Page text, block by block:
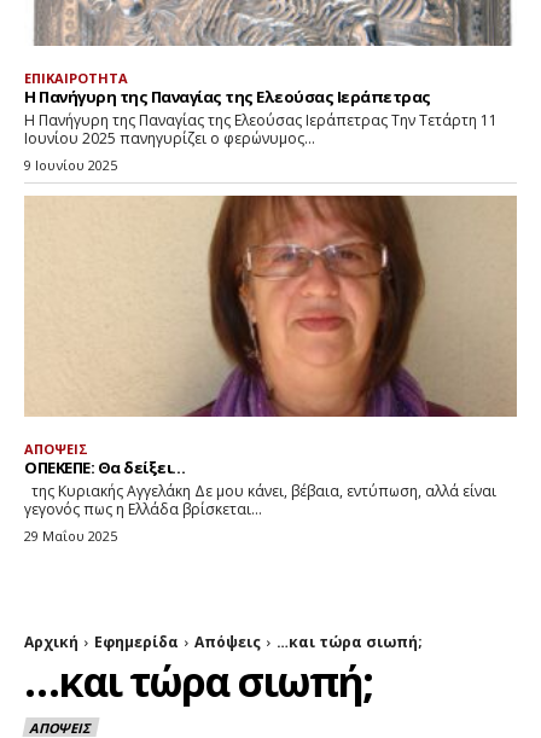
ΕΠΙΚΑΙΡΟΤΗΤΑ
Η Πανήγυρη της Παναγίας της Ελεούσας Ιεράπετρας
Η Πανήγυρη της Παναγίας της Ελεούσας Ιεράπετρας Την Τετάρτη 11
Ιουνίου 2025 πανηγυρίζει ο φερώνυμος...
9 Ιουνίου 2025
ΑΠΟΨΕΙΣ
ΟΠΕΚΕΠΕ: Θα δείξει…
γεγονός πως η Ελλάδα βρίσκεται...
29 Μαΐου 2025